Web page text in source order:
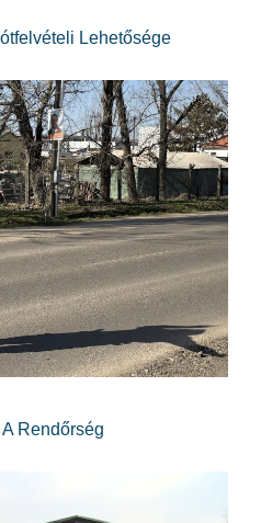
Lehetősége
Rendőrség